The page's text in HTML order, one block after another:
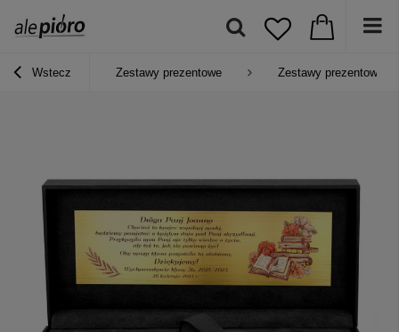
Wstecz Zestawy prezentowe Zestawy prezentowe